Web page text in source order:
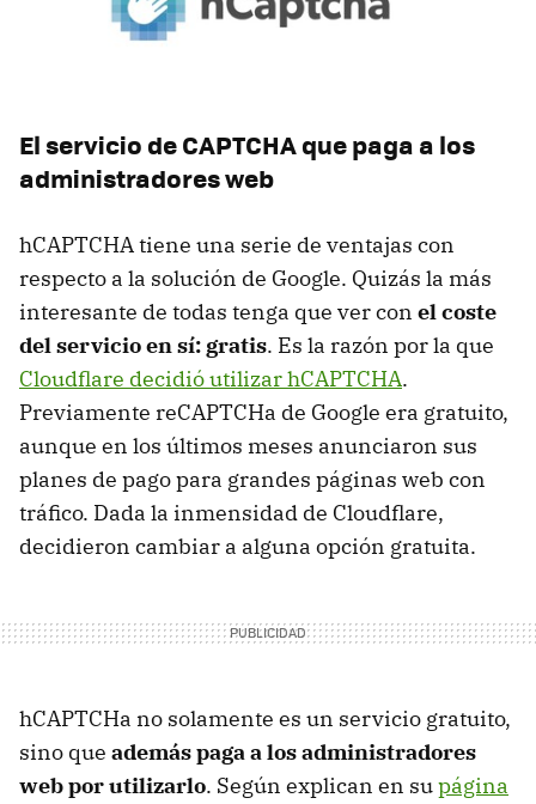
El servicio de CAPTCHA que paga a los
administradores web
hCAPTCHA tiene una serie de ventajas con
respecto a la solución de Google. Quizás la más
interesante de todas tenga que ver con el coste
del servicio en sí: gratis. Es la razón por la que
Cloudflare decidió utilizar hCAPTCHA.
Previamente reCAPTCHa de Google era gratuito,
aunque en los últimos meses anunciaron sus
planes de pago para grandes páginas web con
tráfico. Dada la inmensidad de Cloudflare,
decidieron cambiar a alguna opción gratuita.
hCAPTCHa no solamente es un servicio gratuito,
sino que además paga a los administradores
web por utilizarlo. Según explican en supágina